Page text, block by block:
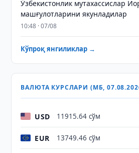
Ўзбекистонлик мутахассислар
машғулотларини якунладилар
10:48 · 07/08
Кўпроқ янгиликлар →
ВАЛЮТА КУРСЛАРИ (МБ,
USD 11915.64 сўм
EUR 13749.46 сўм